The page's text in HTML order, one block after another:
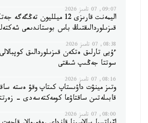
09:07, 07 تامىز 2026
اليمەنت قارىزى 12 ميلليون تەڭگەگە
قىزىلوردالىقتىڭ باس بوستاندىعى
08:38, 07 تامىز 2026
ءۇيى تارلىق ەتكەن قىزىلوردالىق
سوتتا جەڭىپ شىقتى
08:16, 07 تامىز 2026
وتىز مينۋت داۋىستاپ كىتاپ وقۋ ەستە
قابىلەتىن ساقتاۋعا كومەكتەسەدى -
08:00, 07 تامىز 2026